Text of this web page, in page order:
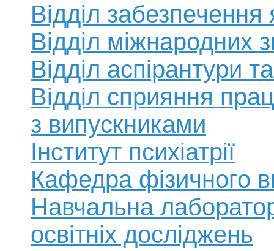
Відділ забезпечення
Відділ міжнародних
Відділ аспірантури
Відділ сприяння
з випускниками
Інститут психіатрії
Кафедра фізичного
Навчальна
освітніх досліджень